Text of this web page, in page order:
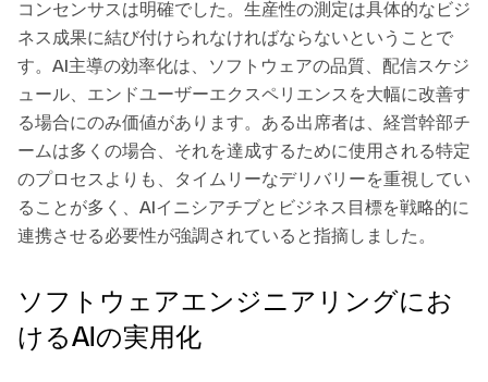
コンセンサスは明確でした。生産性の測定は具体的なビジ
ネス成果に結び付けられなければならないということで
す。AI主導の効率化は、ソフトウェアの品質、配信スケジ
ュール、エンドユーザーエクスペリエンスを大幅に改善す
る場合にのみ価値があります。ある出席者は、経営幹部チ
ームは多くの場合、それを達成するために使用される特定
のプロセスよりも、タイムリーなデリバリーを重視してい
ることが多く、AIイニシアチブとビジネス目標を戦略的に
連携させる必要性が強調されていると指摘しました。
ソフトウェアエンジニアリングにお
けるAIの実用化